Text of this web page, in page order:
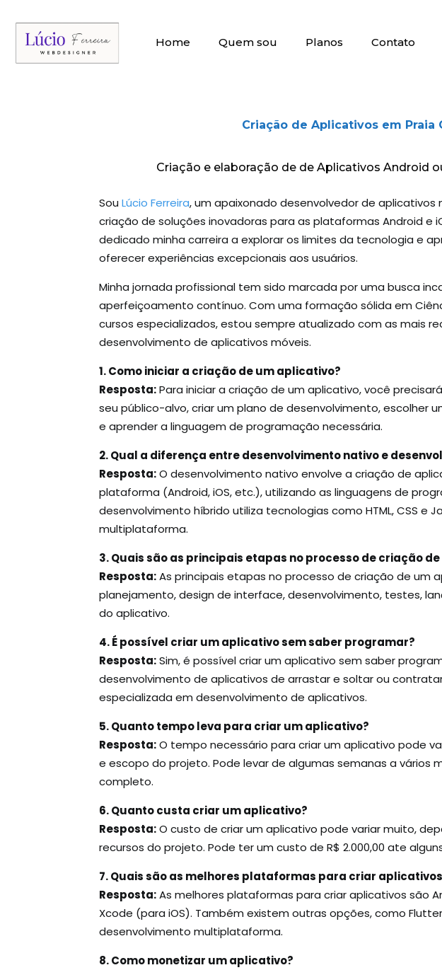
Home Quem sou Planos Contato
Criação de Aplicativos em Praia
Criação e elaboração de de Aplicativos Android
Sou Lúcio Ferreira, um apaixonado desenvolvedor de
criação de soluções inovadoras para as plataformas Android e
dedicado minha carreira a explorar os limites da tecnologia e
oferecer experiências excepcionais aos usuários.
Minha jornada profissional tem sido marcada por uma busca
aperfeiçoamento contínuo. Com uma formação sólida em
cursos especializados, estou sempre atualizado com as mais
desenvolvimento de aplicativos móveis.
1. Como iniciar a criação de um aplicativo?
Resposta:Para iniciar a criação de um aplicativo, você
seu público-alvo, criar um plano de desenvolvimento, escolher
e aprender a linguagem de programação necessária.
2. Qual a diferença entre desenvolvimento nativo e
Resposta:O desenvolvimento nativo envolve a criação de
plataforma (Android, iOS, etc.), utilizando as linguagens de
desenvolvimento híbrido utiliza tecnologias como HTML, CSS e
multiplataforma.
3. Quais são as principais etapas no processo de criação
Resposta:As principais etapas no processo de criação de um
planejamento, design de interface, desenvolvimento, testes,
do aplicativo.
4. É possível criar um aplicativo sem saber programar?
Resposta:Sim, é possível criar um aplicativo sem saber
desenvolvimento de aplicativos de arrastar e soltar ou
especializada em desenvolvimento de aplicativos.
5. Quanto tempo leva para criar um aplicativo?
Resposta:O tempo necessário para criar um aplicativo pode
e escopo do projeto. Pode levar de algumas semanas a vários
completo.
6. Quanto custa criar um aplicativo?
Resposta:O custo de criar um aplicativo pode variar muito,
recursos do projeto. Pode ter um custo de R$ 2.000,00 ate
7. Quais são as melhores plataformas para criar
Resposta:As melhores plataformas para criar aplicativos são
Xcode (para iOS). Também existem outras opções, como
desenvolvimento multiplataforma.
8. Como monetizar um aplicativo?